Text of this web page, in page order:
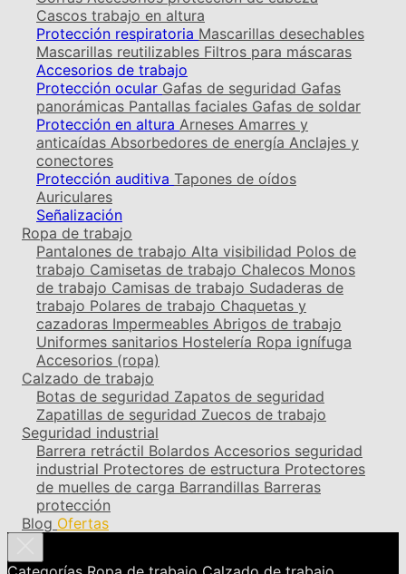
Cascos trabajo en altura
Protección respiratoria Mascarillas desechables
Mascarillas reutilizables Filtros para máscaras
Accesorios de trabajo
Protección ocular Gafas de seguridad Gafas
panorámicas Pantallas faciales Gafas de soldar
Protección en altura Arneses Amarres y
anticaídas Absorbedores de energía Anclajes y
conectores
Protección auditiva Tapones de oídos
Auriculares
Señalización
Ropa de trabajo
Pantalones de trabajo Alta visibilidad Polos de
trabajo Camisetas de trabajo Chalecos Monos
de trabajo Camisas de trabajo Sudaderas de
trabajo Polares de trabajo Chaquetas y
cazadoras Impermeables Abrigos de trabajo
Uniformes sanitarios Hostelería Ropa ignífuga
Accesorios (ropa)
Calzado de trabajo
Botas de seguridad Zapatos de seguridad
Zapatillas de seguridad Zuecos de trabajo
Seguridad industrial
Barrera retráctil Bolardos Accesorios seguridad
industrial Protectores de estructura Protectores
de muelles de carga Barrandillas Barreras
protección
Blog Ofertas